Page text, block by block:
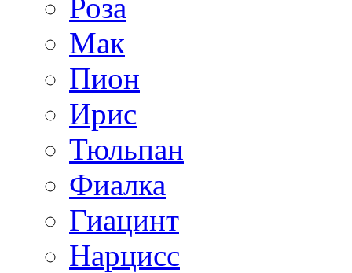
Роза
Мак
Пион
Ирис
Тюльпан
Фиалка
Гиацинт
Нарцисс